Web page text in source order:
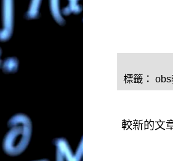
標籤：
較新的文